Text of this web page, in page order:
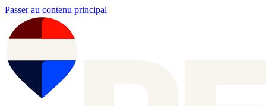
Passer au contenu principal